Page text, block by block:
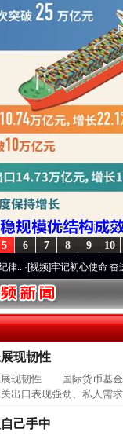
10
9
8
7
6
5
频]牢记初心使命 奋进复兴
现韧性
现韧性 国际货币基金
出口表现强劲、私人需
己手中